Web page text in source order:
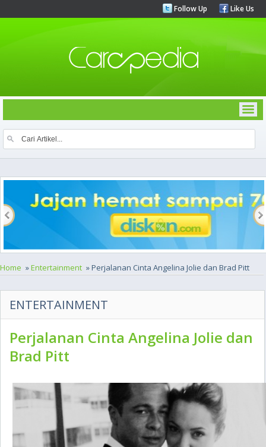
Follow Up Like Us
Home »Entertainment » Perjalanan Cinta Angelina Jolie dan Brad Pitt
ENTERTAINMENT
Perjalanan Cinta Angelina Jolie dan
Brad Pitt